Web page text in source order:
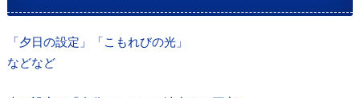
「夕日の設定」「こもれびの光」
などなど